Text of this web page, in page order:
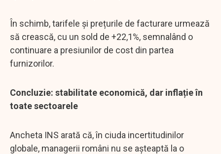
În schimb, tarifele și prețurile de facturare urmează
să crească, cu un sold de +22,1%, semnalând o
continuare a presiunilor de cost din partea
furnizorilor.
Concluzie: stabilitate economică, dar inflație în
toate sectoarele
Ancheta INS arată că, în ciuda incertitudinilor
globale, managerii români nu se așteaptă la o